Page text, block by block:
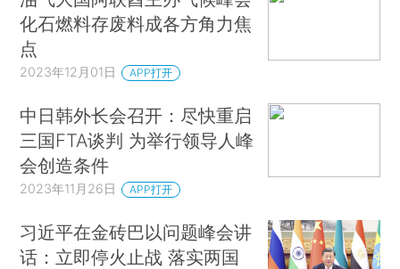
化石燃料存废料成各方角力焦
点
2023年12月01日 APP打开
中日韩外长会召开：尽快重启
三国FTA谈判 为举行领导人峰
会创造条件
2023年11月26日 APP打开
习近平在金砖巴以问题峰会讲
话：立即停火止战 落实两国